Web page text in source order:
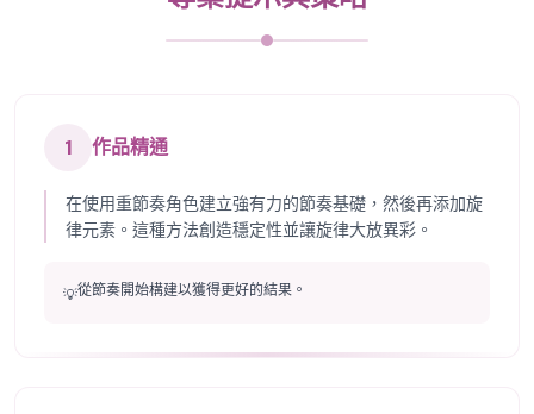
1 作品精通
在使用重節奏角色建立強有力的節奏基礎，然後再添加旋
律元素。這種方法創造穩定性並讓旋律大放異彩。
💡從節奏開始構建以獲得更好的結果。